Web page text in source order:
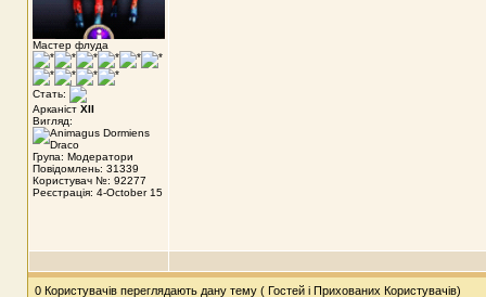
Мастер флуда
Стать:
Арканіст XII
Вигляд:
Група: Модератори
Повідомлень: 31339
Користувач №: 92277
Реєстрація: 4-October 15
0 Користувачів переглядають дану тему ( Гостей і Прихованих Користувачів)